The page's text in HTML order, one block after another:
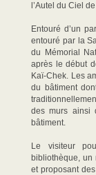
l’Autel du Ciel
Entouré d’un
entouré par la
du Mémorial
après le début
Kaï-Chek. Les
du bâtiment
des murs ainsi
bâtiment.
Le visiteur
bibliothèque, un
et proposant